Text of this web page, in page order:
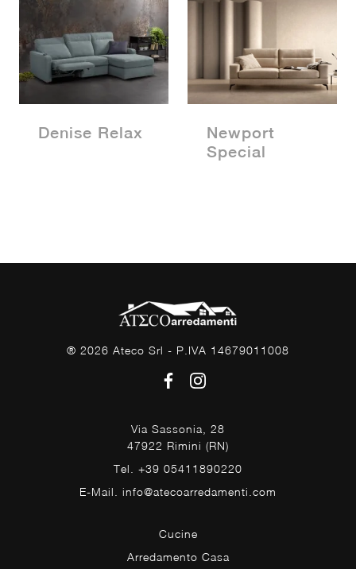
Denise Relax
Newport
Special
® 2026 Ateco Srl - P.IVA 14679011008
Via Sassonia, 28
47922 Rimini (RN)
Tel. +39 05411890220
E-Mail. info@atecoarredamenti.com
Cucine
Arredamento Casa